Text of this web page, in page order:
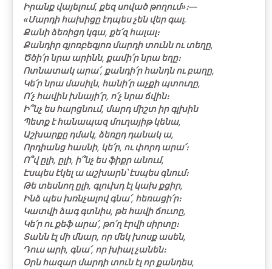
Իրանք վայելում, քեզ սոված թողում»։―
«Մարդի հախիցը էդպես չեն վեր գալ.
Քանի ձեռիցդ կգա, քե՛զ հալալ։
Քանդիր գյոռբեգյոռ մարդի տունն ու տեղը,
Ծծի՛ր նրա արինն, քամի՛ր նրա եղը։
Ոտնատակ արա՛, քանդի՛ր հանդն ու բաղը,
Կե՛ր նրա մասիլն, հանի՛ր աչքի պտուղը,
Ո՛չ հավին խնայի՛ր, ո՛չ նրա ճվին։
Ի՞նչ ես հարցնում, մարդ միշտ իր գլխին
Պետք է հանապազ մուղայիթ կենա,
Աշխարքը դմակ, ձեռըդ դանակ ա,
Որդիանց հասնի, կե՛ր, ու փորդ արա՛։
Ո՞վ ըլի, ըլի, ի՞նչ ես ֆիքր անում,
Էսպես էկել ա աշխարն՝ էսպես գնում։
Թե տեսնող ըլի, գլուխդ էլ կախ քցիր,
Ինձ պես խռնչալով գնա՛, հեռացի՛ր։
Կատվի ձագ գտնիս, թե հավի ճուտը,
Կե՛ր ու քեֆ արա՛, թո՛ղ էրվի սիրտը։
Տանն էլ մի մնար, որ մեկ խոսք ասեն,
Դուս արի, գնա՛, որ խիալ չանեն։
Օրն հազար մարդի տուն էլ որ քանդես,